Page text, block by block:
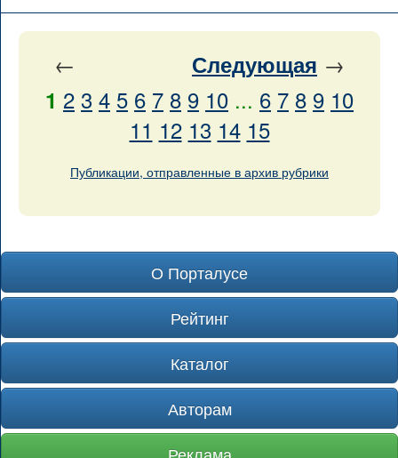
← Следующая →
1 2 3 4 5 6 7 8 9 10 ... 6 7 8 9 10
11 12 13 14 15
Публикации, отправленные в архив рубрики
О Порталусе
Рейтинг
Каталог
Авторам